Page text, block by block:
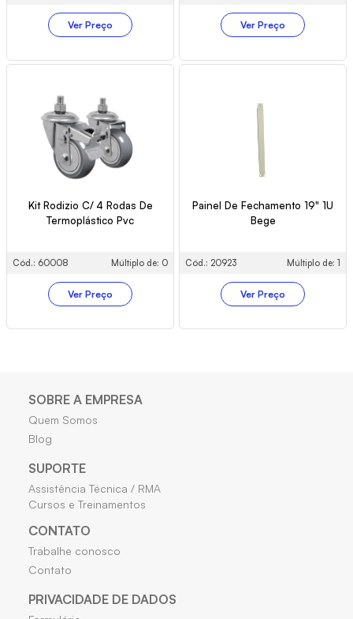
Ver Preço Ver Preço
Kit Rodizio C/ 4 Rodas De
Termoplástico Pvc
Cód.: 60008 Múltiplo de: 0
Ver Preço
Painel De Fechamento 19" 1U
Bege
Cód.: 20923 Múltiplo de: 1
Ver Preço
SOBRE A EMPRESA
Quem Somos
Blog
SUPORTE
Assistência Técnica / RMA
Cursos e Treinamentos
CONTATO
Trabalhe conosco
Contato
PRIVACIDADE DE DADOS